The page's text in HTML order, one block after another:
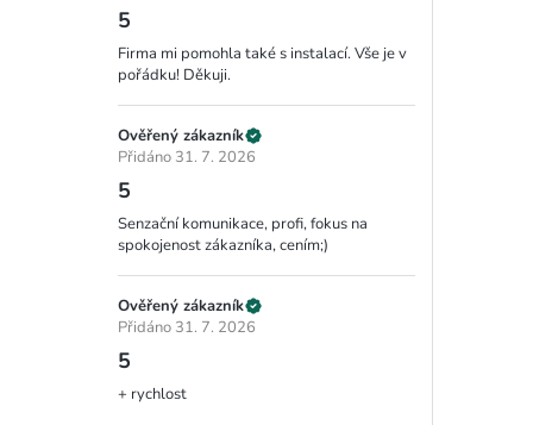
5
Firma mi pomohla také s instalací. Vše je v
pořádku! Děkuji.
Ověřený zákazník
Přidáno 31. 7. 2026
5
Senzační komunikace, profi, fokus na
spokojenost zákazníka, cením;)
Ověřený zákazník
Přidáno 31. 7. 2026
5
+ rychlost